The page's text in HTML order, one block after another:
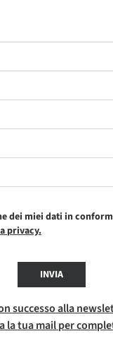
dei miei dati in
privacy.
INVIA
successo alla
la tua mail per